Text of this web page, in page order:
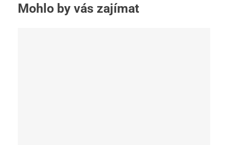
Mohlo by vás zajímat